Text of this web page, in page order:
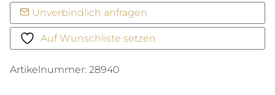
Unverbindlich anfragen
Auf Wunschliste setzen
Artikelnummer: 28940